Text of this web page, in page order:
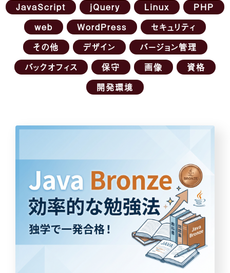
JavaScript
jQuery Linux
PHP
web
WordPress
セキュリティ
その他
デザイン
バージョン管理
バックオフィス
保守 画像
資格
開発環境